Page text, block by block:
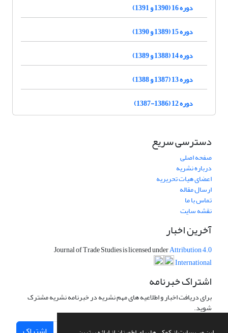
دوره 16 (1390 و 1391)
دوره 15 (1389 و 1390)
دوره 14 (1388 و 1389)
دوره 13 (1387 و 1388)
دوره 12 (1386-1387)
دسترسی سریع
صفحه اصلی
درباره نشریه
اعضای هیات تحریریه
ارسال مقاله
تماس با ما
نقشه سایت
آخرین اخبار
Journal of Trade Studies is licensed underAttribution 4.0
International
اشتراک خبرنامه
برای دریافت اخبار و اطلاعیه های مهم نشریه در خبرنامه نشریه مشترک
شوید.